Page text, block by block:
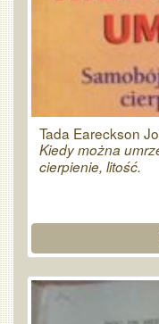
Tada Eareckson
Kiedy można
cierpienie, litość.